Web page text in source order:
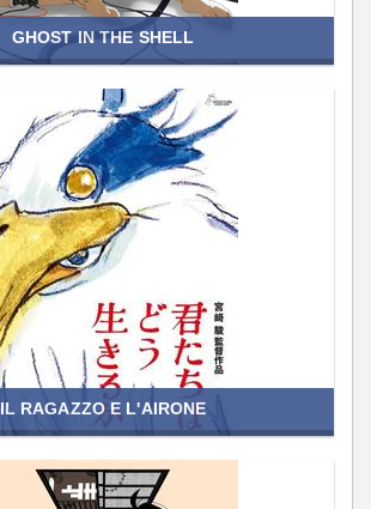
GHOST IN THE SHELL
IL RAGAZZO E L'AIRONE